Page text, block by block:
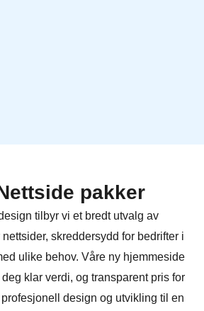
pakker
tilbyr vi et bredt utvalg av
skreddersydd for bedrifter i
ulike behov. Våre ny hjemmeside
klar verdi, og transparent pris for
design og utvikling til en